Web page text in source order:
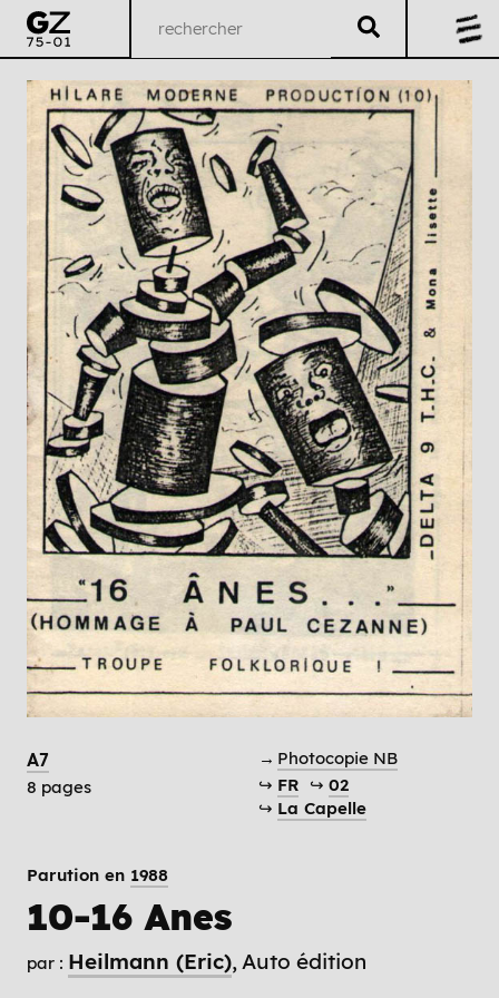
A7
8 pages
→ Photocopie NB
↪ FR ↪ 02
↪ La Capelle
Parution en 1988
10-16 Anes
par : Heilmann (Eric) Auto édition